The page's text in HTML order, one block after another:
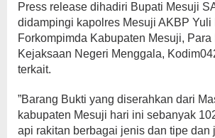
Press release dihadiri Bupati Mesuji
didampingi kapolres Mesuji AKBP Yuli
Forkompimda Kabupaten Mesuji,
Kejaksaan Negeri Menggala,
terkait.
”Barang Bukti yang diserahkan dari
kabupaten Mesuji hari ini sebanyak
api rakitan berbagai jenis dan tipe dan